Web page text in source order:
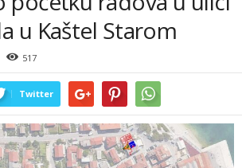
u Kaštel Starom
517
Twitter